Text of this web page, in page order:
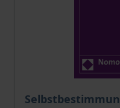
Der Preis dieses